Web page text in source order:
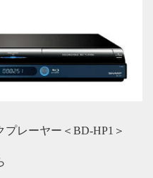
レーヤー＜BD-HP1＞